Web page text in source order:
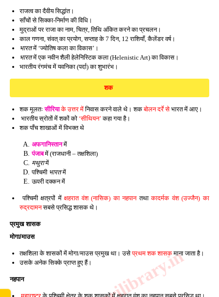
राजत्व का दैवीय सिद्धांत।
साँचों से सिक्का-निर्माण की विधि।
मुद्राओं पर राजा का नाम, चित्र, तिथि अंकित करने का प्रचलन।
काल गणना, संवत् का प्रयोग, सप्ताह के 7 दिन, 12 राशियाँ, कैलेंडर वर्ष।
भारतमें ‘ज्योतिष कला का विकास’।
भारतमें एक नवीन शैली हेलेनिस्टिक कला (Helenistic Art) का विकास।
भारतीय रंगमंच में यवनिका (पर्दा) का शुभारंभ।
शक
शक मूलतःसीरियाके उत्तर मेंनिवास करने वाले थे। शकबोलन दर्रे से भारत में आए।
भारतीय स्रोतों में शकों को ‘सीथियन’ कहा गया है।
शक पाँच शाखाओं में विभक्त थे
अफगानिस्तानमें
पंजाबमें (राजधानी – तक्षशिला)
मथुरामें
पश्चिमी भारतमें
ऊपरी दक्कन में
पश्चिमी क्षत्रपों मेंक्षहरात वंश (नासिक) का नहपानतथाकादर्मक वंश (उज्जैन) का
रुद्रदामनसबसे प्रसिद्ध शासक थे।
प्रमुख शासक
मोगा/माउस
तक्षशिला के शासकों में मोगा/माउस प्रमुख था। उसेप्रथम शक शासकमाना जाता है।
उसके अनेक सिक्के प्राप्त हुए हैं।
नहपान